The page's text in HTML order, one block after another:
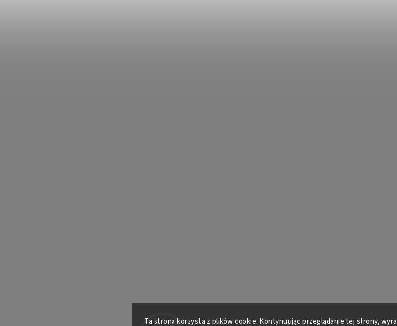
Ta strona korzysta z plików cookie. Kontynuując przeglądanie tej strony,